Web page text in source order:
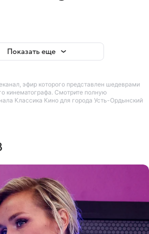
Показать еще
эфир которого представлен шедеврами
кинематографа. Смотрите полную
Классика Кино для города Усть-Ордынский